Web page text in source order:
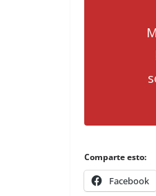
Comparte esto:
Facebook